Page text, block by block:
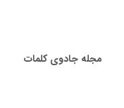
مجله جادوی کلمات